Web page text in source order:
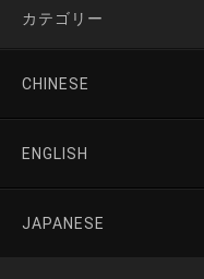
カテゴリー
CHINESE
ENGLISH
JAPANESE